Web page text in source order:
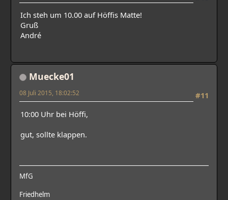
Ich steh um 10.00 auf Höffis Matte!
Gruß
André
Muecke01
#11
08 Juli 2015, 18:02:52
10:00 Uhr bei Höffi,
gut, sollte klappen.
MfG
Friedhelm